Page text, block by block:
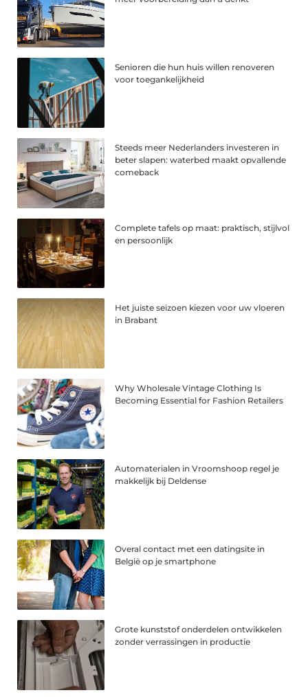
Senioren die hun huis willen renoveren
voor toegankelijkheid
Steeds meer Nederlanders investeren in
beter slapen: waterbed maakt opvallende
comeback
Complete tafels op maat: praktisch, stijlvol
en persoonlijk
Het juiste seizoen kiezen voor uw vloeren
in Brabant
Why Wholesale Vintage Clothing Is
Becoming Essential for Fashion Retailers
Automaterialen in Vroomshoop regel je
makkelijk bij Deldense
Overal contact met een datingsite in
België op je smartphone
Grote kunststof onderdelen ontwikkelen
zonder verrassingen in productie